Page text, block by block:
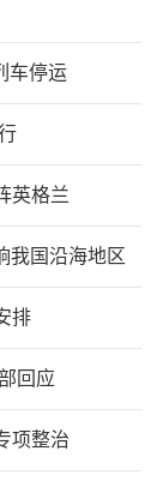
车停运
英格兰
我国沿海地区
排
回应
项整治